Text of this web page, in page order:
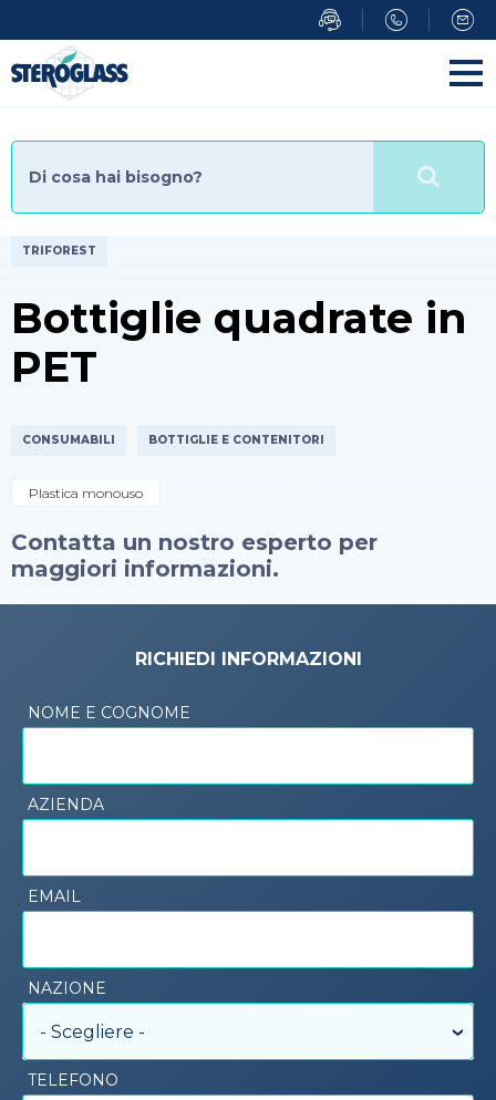
al
contenuto
principale
TRIFOREST
Bottiglie quadrate in
PET
CONSUMABILI BOTTIGLIE E CONTENITORI
Plastica monouso
Contatta un nostro esperto per
maggiori informazioni.
RICHIEDI INFORMAZIONI
NOME E COGNOME
AZIENDA
EMAIL
NAZIONE
- Scegliere -
TELEFONO